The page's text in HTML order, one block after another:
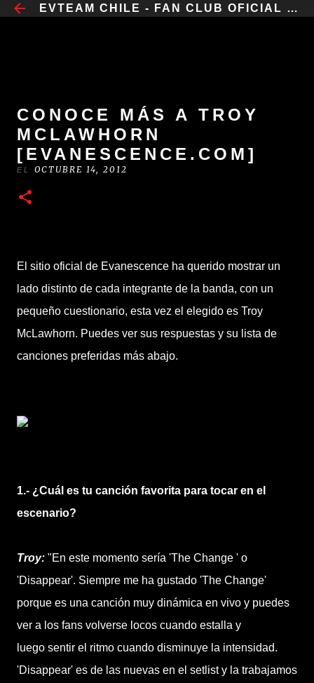
IR AL CONTENIDO PRINCIPAL
​EVTEAM CHILE - FAN CLUB OFICIAL CHILE
CONOCE MÁS A TROY
MCLAWHORN
[EVANESCENCE.COM]
EL OCTUBRE 14, 2012
El sitio oficial de Evanescence ha querido mostrar un
lado distinto de cada integrante de la banda, con un
pequeño cuestionario, esta vez el elegido es Troy
McLawhorn. Puedes ver sus respuestas y su lista de
canciones preferidas más abajo.
1.- ¿Cuál es tu canción favorita para tocar en el
escenario?
Troy: "En este momento sería 'The Change ' o
'Disappear'. Siempre me ha gustado 'The Change'
porque es una canción muy dinámica en vivo y puedes
ver a los fans volverse locos cuando estalla y
luego sentir el ritmo cuando disminuye la intensidad.
'Disappear' es de las nuevas en el setlist y la trabajamos